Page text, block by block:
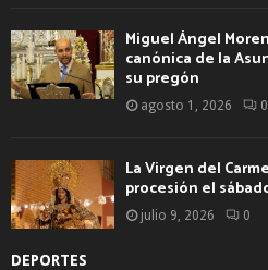
Miguel Ángel
canónica de la
su pregón
agosto 1, 2026 0
La Virgen del
procesión el
julio 9, 2026 0
DEPORTES